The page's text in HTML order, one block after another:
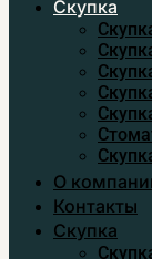
Скупка
О
Контакты
Скупка